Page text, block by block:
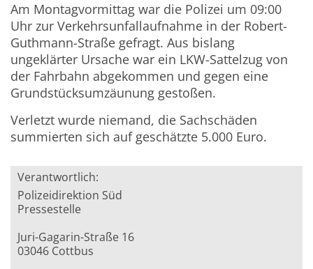
Am Montagvormittag war die Polizei um 09:00
Uhr zur Verkehrsunfallaufnahme in der Robert-
Guthmann-Straße gefragt. Aus bislang
ungeklärter Ursache war ein LKW-Sattelzug von
der Fahrbahn abgekommen und gegen eine
Grundstücksumzäunung gestoßen.
Verletzt wurde niemand, die Sachschäden
summierten sich auf geschätzte 5.000 Euro.
Verantwortlich:
Polizeidirektion Süd
Pressestelle
Juri-Gagarin-Straße 16
03046 Cottbus